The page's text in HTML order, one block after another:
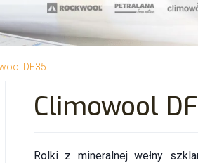
DF35
Climowool
Rolki z mineralnej wełny